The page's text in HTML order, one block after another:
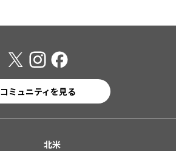
コミュニティを見る
北米